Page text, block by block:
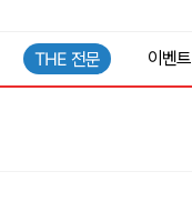
THE 전문 이벤트